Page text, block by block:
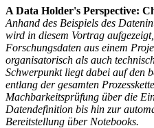
A Data Holder's Perspective:
Anhand des Beispiels des
wird in diesem Vortrag
Forschungsdaten aus einem
organisatorisch als auch
Schwerpunkt liegt dabei auf den
entlang der gesamten
Machbarkeitsprüfung über die
Datendefinition bis hin zur
Bereitstellung über Notebooks.